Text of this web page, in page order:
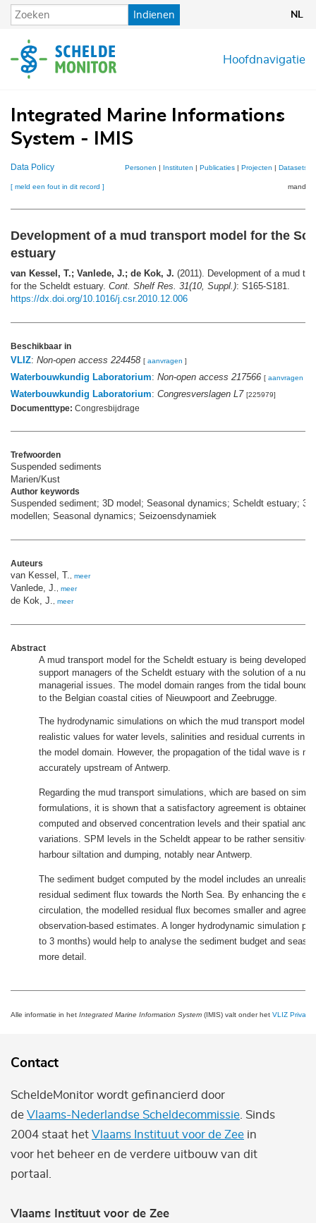
Overslaan
en
de
inhoud
Indienen NL
Hoofdnavigatie
Integrated Marine Informations
System - IMIS
Data Policy Personen | Instituten | Publicaties| Projecten | Datasets
[ meld een fout in dit record ] mandje
Development of a mud transport model for the
estuary
van Kessel, T.; Vanlede, J.; de Kok, J. (2011). Development of a mud
for the Scheldt estuary. Cont. Shelf Res. 31(10, Suppl.): S165-S181.
https://dx.doi.org/10.1016/j.csr.2010.12.006
Beschikbaar in
VLIZ: Non-open access 224458 [ aanvragen ]
Waterbouwkundig Laboratorium: Non-open access 217566 [ aanvragen
Waterbouwkundig Laboratorium: Congresverslagen L7 [225979]
Documenttype: Congresbijdrage
Trefwoorden
Suspended sediments
Marien/Kust
Author keywords
Suspended sediment; 3D model; Seasonal dynamics; Scheldt estuary;
modellen; Seasonal dynamics; Seizoensdynamiek
Auteurs
van Kessel, T. meer
Vanlede, J. meer
de Kok, J. meer
Abstract
A mud transport model for the Scheldt estuary is being developed.
support managers of the Scheldt estuary with the solution of a
managerial issues. The model domain ranges from the tidal
to the Belgian coastal cities of Nieuwpoort and Zeebrugge.
The hydrodynamic simulations on which the mud transport model
realistic values for water levels, salinities and residual currents in
the model domain. However, the propagation of the tidal wave is
accurately upstream of Antwerp.
Regarding the mud transport simulations, which are based on
formulations, it is shown that a satisfactory agreement is obtained
computed and observed concentration levels and their spatial and
variations. SPM levels in the Scheldt appear to be rather sensitive
harbour siltation and dumping, notably near Antwerp.
The sediment budget computed by the model includes an
residual sediment flux towards the North Sea. By enhancing the
circulation, the modelled residual flux becomes smaller and agrees
observation-based estimates. A longer hydrodynamic simulation
to 3 months) would help to analyse the sediment budget and
more detail.
Alle informatie in het Integrated Marine Information System (IMIS) valt onder het VLIZ Privacy
Contact
ScheldeMonitor wordt gefinancierd door
de Vlaams-Nederlandse Scheldecommissie . Sinds
2004 staat het Vlaams Instituut voor de Zee in
voor het beheer en de verdere uitbouw van dit
portaal.
Vlaams Instituut voor de Zee